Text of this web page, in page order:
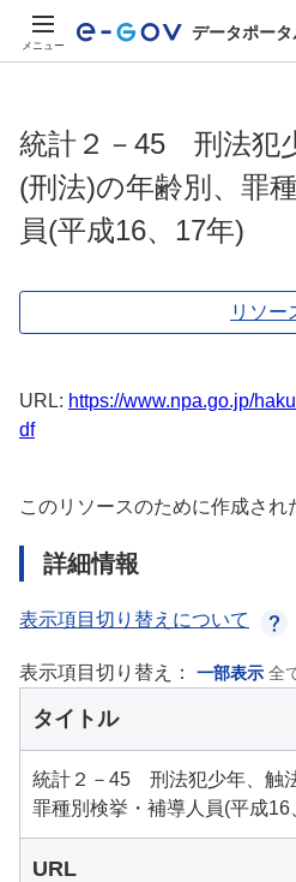
メニュー
データポータ
統計２－45 刑法犯
(刑法)の年齢別、罪
員(平成16、17年)
リソー
URL: https://www.npa.go.jp/
df
このリソースのために作成さ
詳細情報
表示項目切り替えについて
表示項目切り替え： 一部表示 全
タイトル
統計２－45 刑法犯少年、触
罪種別検挙・補導人員(平成16
URL